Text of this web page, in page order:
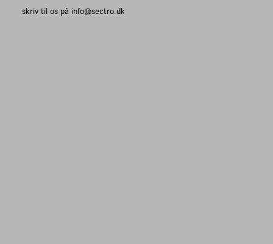
skriv til os på info@sectro.dk